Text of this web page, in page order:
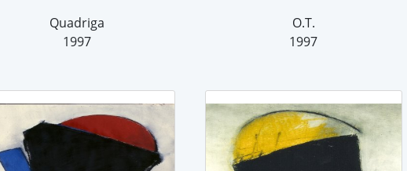
Quadriga
1997
O.T.
1997